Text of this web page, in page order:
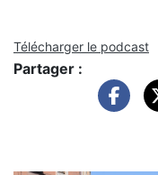
Télécharger le podcast
Partager :